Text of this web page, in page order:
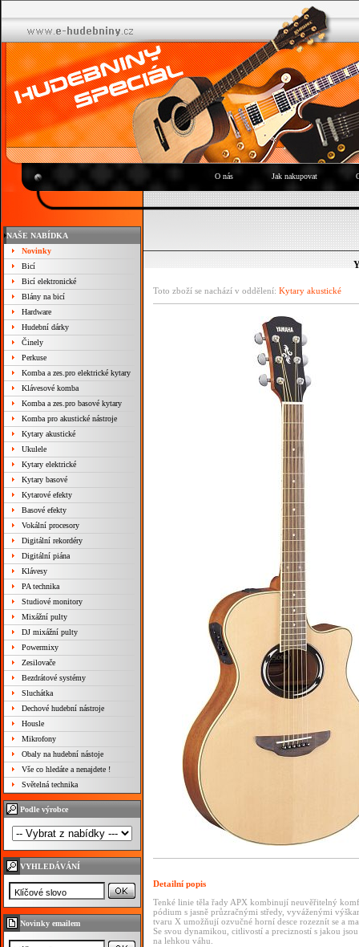
O nás Jak nakupovat
NAŠE NABÍDKA
Novinky
Bicí
Bicí elektronické
Blány na bicí
Hardware
Hudební dárky
Činely
Perkuse
Komba a zes.pro elektrické kytary
Klávesové komba
Komba a zes.pro basové kytary
Komba pro akustické nástroje
Kytary akustické
Ukulele
Kytary elektrické
Kytary basové
Kytarové efekty
Basové efekty
Vokální procesory
Digitální rekordéry
Digitální piána
Klávesy
PA technika
Studiové monitory
Mixážní pulty
DJ mixážní pulty
Powermixy
Zesilovače
Bezdrátové systémy
Sluchátka
Dechové hudební nástroje
Housle
Mikrofony
Obaly na hudební nástoje
Vše co hledáte a nenajdete !
Světelná technika
Podle výrobce
VYHLEDÁVÁNÍ
Novinky emailem
Toto zboží se nachází v oddělení: Kytary akustické
Detailní popis
Tenké linie těla řady APX kombinují neuvěřitelný
pódium s jasně průzračnými středy, vyváženými
tvaru X umožňují ozvučné horní desce rozeznít se a
Se svou dynamikou, citlivostí a precizností s jakou
na lehkou váhu.